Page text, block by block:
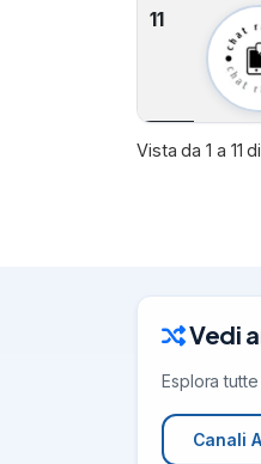
11
Vista da 1 a 11
Vedi
Esplora
Canali